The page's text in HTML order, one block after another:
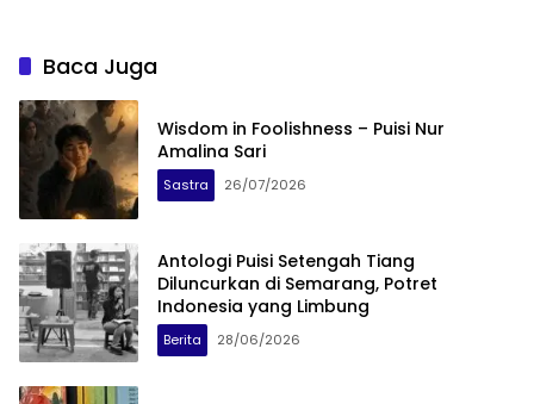
Baca Juga
Wisdom in Foolishness – Puisi Nur
Amalina Sari
Sastra 26/07/2026
Antologi Puisi Setengah Tiang
Diluncurkan di Semarang, Potret
Indonesia yang Limbung
Berita 28/06/2026